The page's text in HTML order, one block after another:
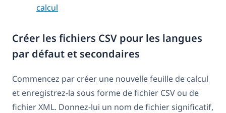
calcul
Créer les fichiers CSV pour les langues
par défaut et secondaires
Commencez par créer une nouvelle feuille de calcul
et enregistrez-la sous forme de fichier CSV ou de
fichier XML. Donnez-lui un nom de fichier significatif,